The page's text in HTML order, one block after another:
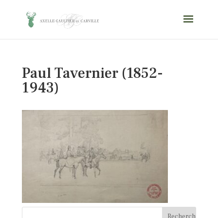
Paul Tavernier (1852-
1943)